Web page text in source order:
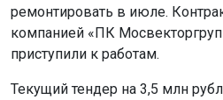
ремонтировать в июле.
компанией «ПК
приступили к работам.
Текущий тендер на 3,5 млн